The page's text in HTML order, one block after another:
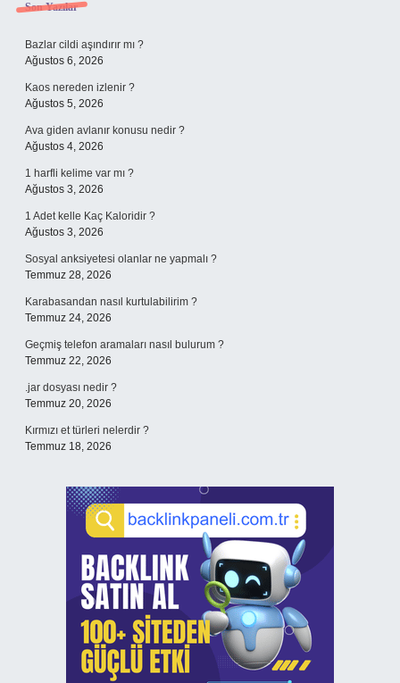
Sidebar
Son Yazılar
Bazlar cildi aşındırır mı ?
Ağustos 6, 2026
Kaos nereden izlenir ?
Ağustos 5, 2026
Ava giden avlanır konusu nedir ?
Ağustos 4, 2026
1 harfli kelime var mı ?
Ağustos 3, 2026
1 Adet kelle Kaç Kaloridir ?
Ağustos 3, 2026
Sosyal anksiyetesi olanlar ne yapmalı ?
Temmuz 28, 2026
Karabasandan nasıl kurtulabilirim ?
Temmuz 24, 2026
Geçmiş telefon aramaları nasıl bulurum ?
Temmuz 22, 2026
.jar dosyası nedir ?
Temmuz 20, 2026
Kırmızı et türleri nelerdir ?
Temmuz 18, 2026